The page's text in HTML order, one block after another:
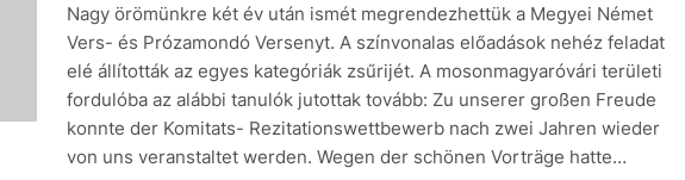
Nagy örömünkre két év után ismét megrendezhettük a Megyei Német
Vers- és Prózamondó Versenyt. A színvonalas előadások nehéz feladat
elé állították az egyes kategóriák zsűrijét. A mosonmagyaróvári területi
fordulóba az alábbi tanulók jutottak tovább: Zu unserer großen Freude
konnte der Komitats- Rezitationswettbewerb nach zwei Jahren wieder
von uns veranstaltet werden. Wegen der schönen Vorträge hatte…